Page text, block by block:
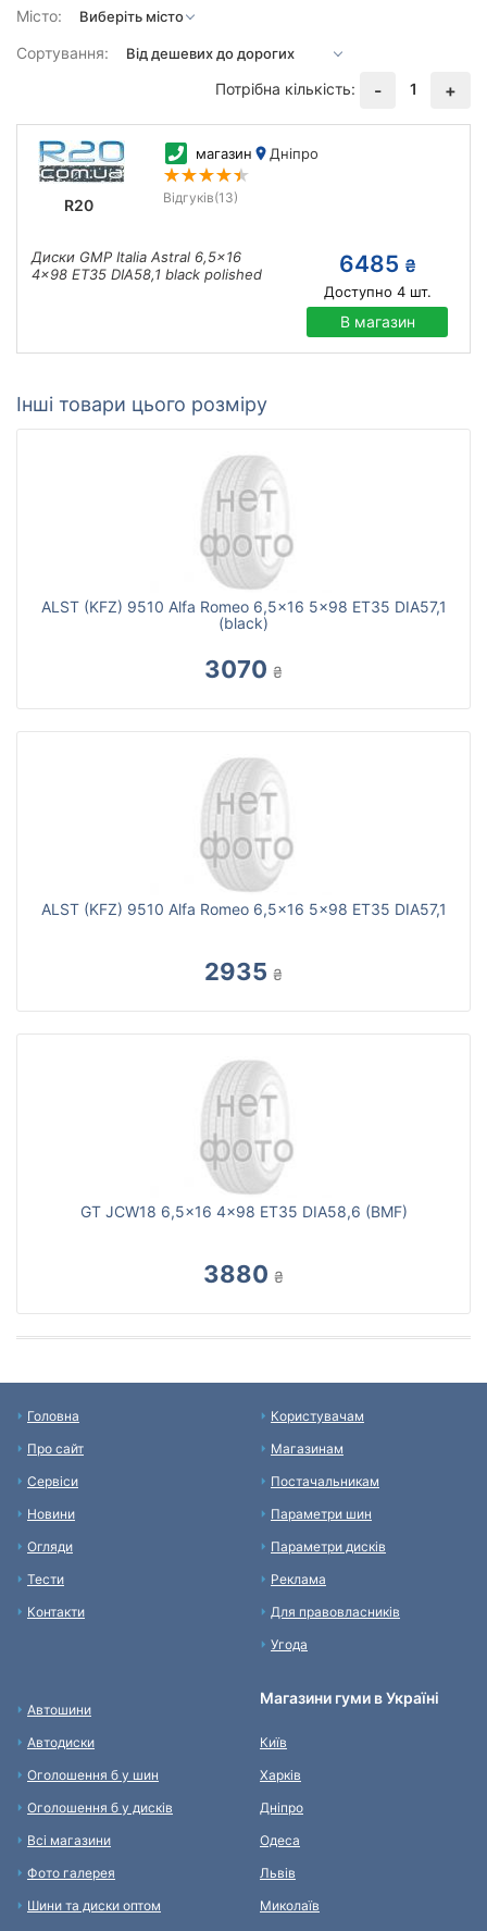
Місто:
Сортування:
Потрібна кількість:
- 1 +
R20
магазин Дніпро
Відгуків(13)
Диски GMP Italia Astral 6,5x16
4x98 ET35 DIA58,1 black polished
6485 ₴
Доступно 4шт.
В магазин
Інші товари цього розміру
ALST (KFZ) 9510 Alfa Romeo 6,5x16 5x98 ET35 DIA57,1
(black)
3070 ₴
ALST (KFZ) 9510 Alfa Romeo 6,5x16 5x98 ET35 DIA57,1
2935 ₴
GT JCW18 6,5x16 4x98 ET35 DIA58,6 (BMF)
3880 ₴
Головна
Про сайт
Сервіси
Новини
Огляди
Тести
Контакти
Користувачам
Магазинам
Постачальникам
Параметри шин
Параметри дисків
Реклама
Для правовласників
Угода
Автошини
Автодиски
Оголошення б у шин
Оголошення б у дисків
Всі магазини
Фото галерея
Шини та диски оптом
Магазини гуми в Україні
Київ
Харків
Дніпро
Одеса
Львів
Миколаїв